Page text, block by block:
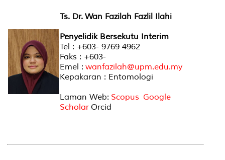
Ts. Dr. Wan Fazilah Fazlil Ilahi
Penyelidik Bersekutu Interim
Tel : +603- 9769 4962
Faks : +603-
Emel : wanfazilah@upm.edu.my
Kepakaran : Entomologi
Laman Web: Scopus Google
Scholar Orcid